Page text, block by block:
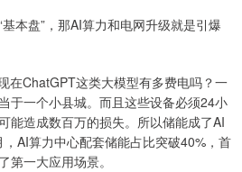
本盘”，那AI算力和电网升级就是引爆
在ChatGPT这类大模型有多费电吗？一
于一个小县城。而且这些设备必须24小
能造成数百万的损失。所以储能成了AI
AI算力中心配套储能占比突破40%，首
第一大应用场景。